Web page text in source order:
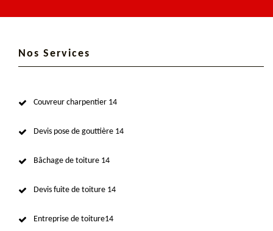
Nos Services
Couvreur charpentier 14
Devis pose de gouttière 14
Bâchage de toiture 14
Devis fuite de toiture 14
Entreprise de toiture14